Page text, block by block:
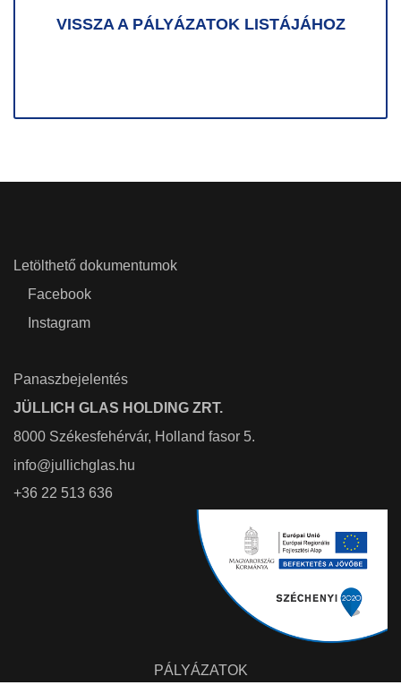
VISSZA A PÁLYÁZATOK LISTÁJÁHOZ
Letölthető dokumentumok
Facebook
Instagram
Panaszbejelentés
JÜLLICH GLAS HOLDING ZRT.
8000 Székesfehérvár, Holland fasor 5.
info@jullichglas.hu
+36 22 513 636
PÁLYÁZATOK